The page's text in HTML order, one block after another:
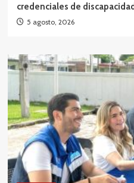
credenciales de discapacidad
5 agosto, 2026